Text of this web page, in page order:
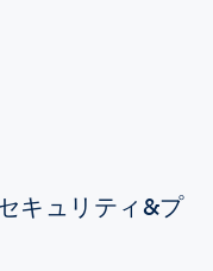
キュリティ&プ